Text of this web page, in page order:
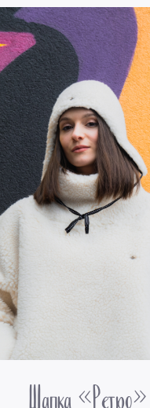
Шапка «Ретро»